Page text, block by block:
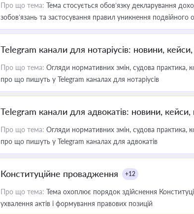
Про що тема: Тема стосується обов’язку декларування
зобов’язань та застосування правил уникнення подвійного
Telegram канали для нотаріусів: новини,
Про що тема: Огляди нормативних змін, судова практика,
про що пишуть у Telegram каналах для нотаріусів
Telegram канали для адвокатів: новини, кейси,
Про що тема: Огляди нормативних змін, судова практика,
про що пишуть у Telegram каналах для адвокатів
Конституційне провадження +12
Про що тема: Тема охоплює порядок здійснення
ухвалення актів і формування правових позицій